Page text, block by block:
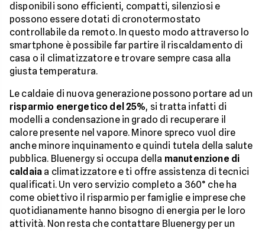
disponibili sono efficienti, compatti, silenziosi e
possono essere dotati di cronotermostato
controllabile da remoto. In questo modo attraverso lo
smartphone è possibile far partire il riscaldamento di
casa o il climatizzatore e trovare sempre casa alla
giusta temperatura.
Le caldaie di nuova generazione possono portare ad un
risparmio energetico del 25%, si tratta infatti di
modelli a condensazione in grado di recuperare il
calore presente nel vapore. Minore spreco vuol dire
anche minore inquinamento e quindi tutela della salute
pubblica. Bluenergy si occupa della manutenzione di
caldaia a climatizzatore e ti offre assistenza di tecnici
qualificati. Un vero servizio completo a 360° che ha
come obiettivo il risparmio per famiglie e imprese che
quotidianamente hanno bisogno di energia per le loro
attività. Non resta che contattare Bluenergy per un